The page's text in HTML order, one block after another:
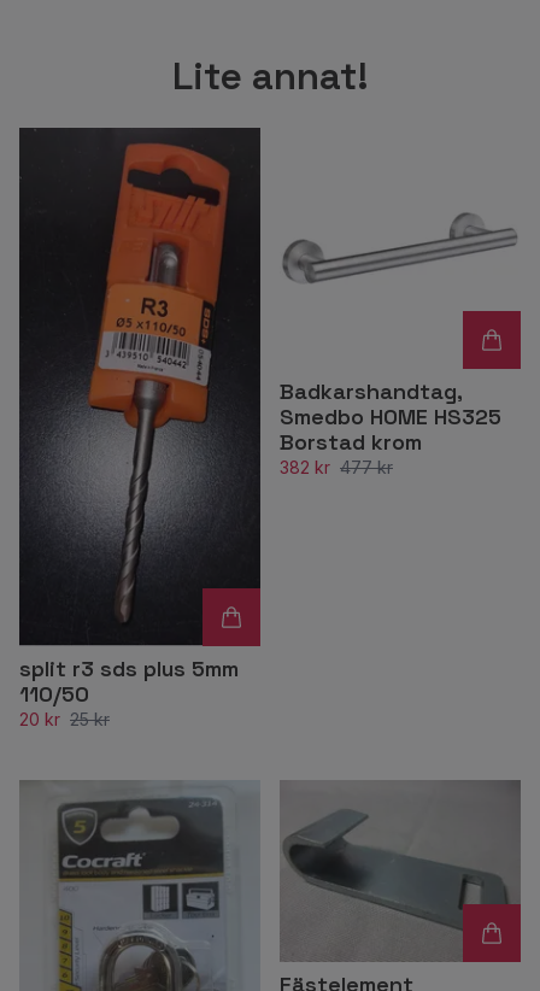
Lite annat!
split r3 sds plus 5mm
110/50
20 kr 25 kr
Badkarshandtag,
Smedbo HOME HS325
Borstad krom
382 kr 477 kr
Fästelement